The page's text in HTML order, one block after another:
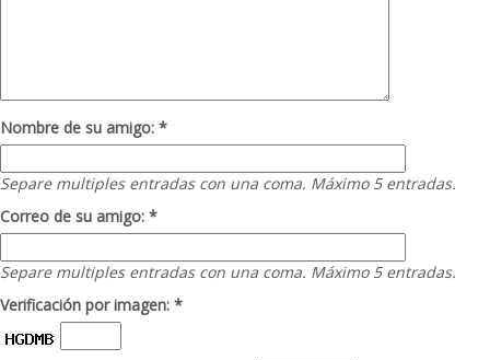
Nombre de su amigo: *
Separe multiples entradas con una coma. Máximo 5 entradas.
Correo de su amigo: *
Separe multiples entradas con una coma. Máximo 5 entradas.
Verificación por imagen: *